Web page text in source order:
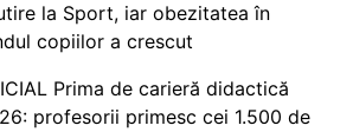
la Sport, iar obezitatea în
copiilor a crescut
Prima de carieră didactică
profesorii primesc cei 1.500 de